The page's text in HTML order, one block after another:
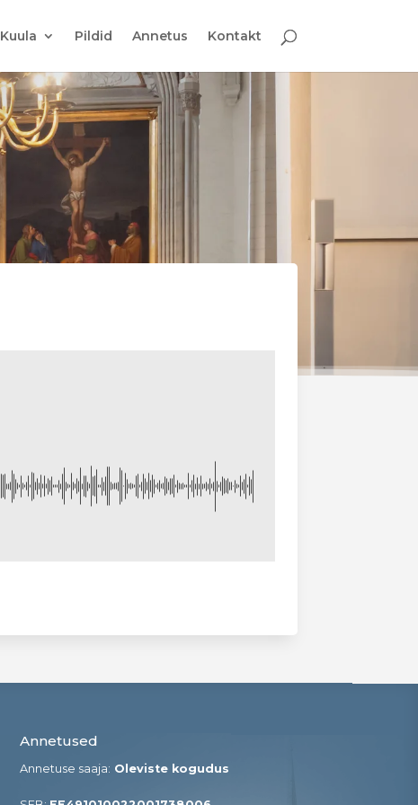
Kuula Pildid Annetus Kontakt
Annetused
Annetuse saaja: Oleviste kogudus